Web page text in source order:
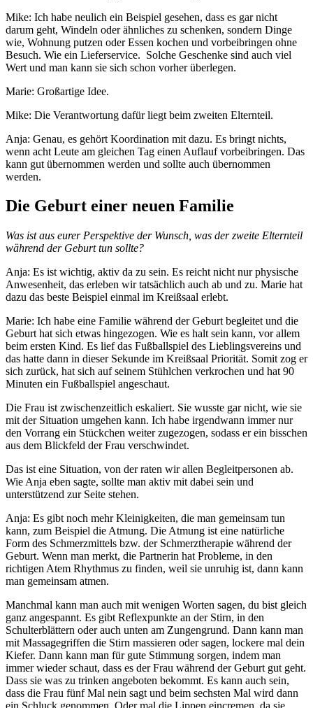
Mike: Ich habe neulich ein Beispiel gesehen, dass es gar nicht
darum geht, Windeln oder ähnliches zu schenken, sondern Dinge
wie, Wohnung putzen oder Essen kochen und vorbeibringen ohne
Besuch. Wie ein Lieferservice. Solche Geschenke sind auch viel
Wert und man kann sie sich schon vorher überlegen.
Marie: Großartige Idee.
Mike: Die Verantwortung dafür liegt beim zweiten Elternteil.
Anja: Genau, es gehört Koordination mit dazu. Es bringt nichts,
wenn acht Leute am gleichen Tag einen Auflauf vorbeibringen. Das
kann gut übernommen werden und sollte auch übernommen
werden.
Die Geburt einer neuen Familie
Was ist aus eurer Perspektive der Wunsch, was der zweite Elternteil
während der Geburt tun sollte?
Anja: Es ist wichtig, aktiv da zu sein. Es reicht nicht nur physische
Anwesenheit, das erleben wir tatsächlich auch ab und zu. Marie hat
dazu das beste Beispiel einmal im Kreißsaal erlebt.
Marie: Ich habe eine Familie während der Geburt begleitet und die
Geburt hat sich etwas hingezogen. Wie es halt sein kann, vor allem
beim ersten Kind. Es lief das Fußballspiel des Lieblingsvereins und
das hatte dann in dieser Sekunde im Kreißsaal Priorität. Somit zog er
sich zurück, hat sich auf seinem Stühlchen verkrochen und hat 90
Minuten ein Fußballspiel angeschaut.
Die Frau ist zwischenzeitlich eskaliert. Sie wusste gar nicht, wie sie
mit der Situation umgehen kann. Ich habe irgendwann immer nur
den Vorrang ein Stückchen weiter zugezogen, sodass er ein bisschen
aus dem Blickfeld der Frau verschwindet.
Das ist eine Situation, von der raten wir allen Begleitpersonen ab.
Wie Anja eben sagte, sollte man aktiv mit dabei sein und
unterstützend zur Seite stehen.
Anja: Es gibt noch mehr Kleinigkeiten, die man gemeinsam tun
kann, zum Beispiel die Atmung. Die Atmung ist eine natürliche
Form des Schmerzmittels bzw. der Schmerztherapie während der
Geburt. Wenn man merkt, die Partnerin hat Probleme, in den
richtigen Atem Rhythmus zu finden, weil sie unruhig ist, dann kann
man gemeinsam atmen.
Manchmal kann man auch mit wenigen Worten sagen, du bist gleich
ganz angespannt. Es gibt Reflexpunkte an der Stirn, in den
Schulterblättern oder auch unten am Zungengrund. Dann kann man
mit Massagegriffen die Stirn massieren oder sagen, lockere mal dein
Kiefer. Dann kann man für gute Stimmung sorgen, indem man
immer wieder schaut, dass es der Frau während der Geburt gut geht.
Dass sie was zu trinken angeboten bekommt. Es kann auch sein,
dass die Frau fünf Mal nein sagt und beim sechsten Mal wird dann